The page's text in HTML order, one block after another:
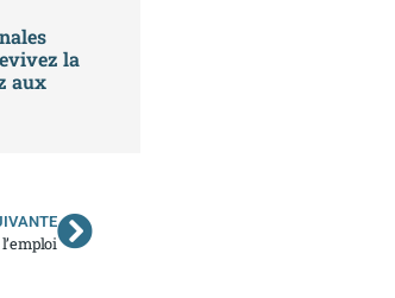
la
aux